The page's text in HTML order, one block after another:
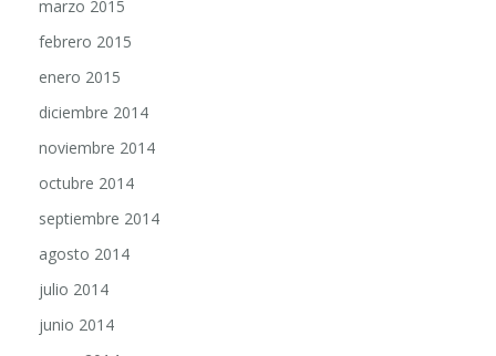
febrero 2015
enero 2015
diciembre 2014
noviembre 2014
octubre 2014
septiembre 2014
agosto 2014
julio 2014
junio 2014
mayo 2014